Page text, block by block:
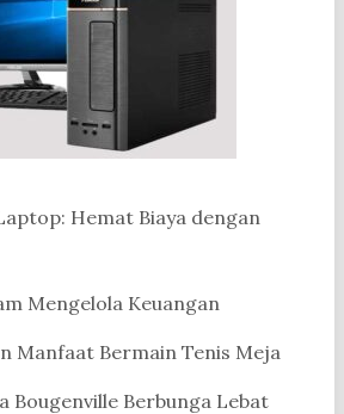
Hemat Biaya dengan
Mengelola Keuangan
Manfaat Bermain Tenis Meja
Bougenville Berbunga Lebat